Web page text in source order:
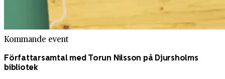
Kommande event
Författarsamtal med Torun Nilsson på Djursholms
bibliotek